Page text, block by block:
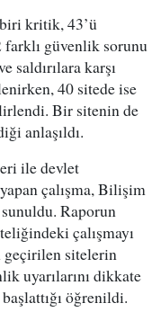
kritik, 43’ü
farklı güvenlik sorunu
saldırılara karşı
40 sitede ise
Bir sitenin de
anlaşıldı.
ile devlet
çalışma, Bilişim
Raporun
çalışmayı
geçirilen sitelerin
uyarılarını dikkate
öğrenildi.